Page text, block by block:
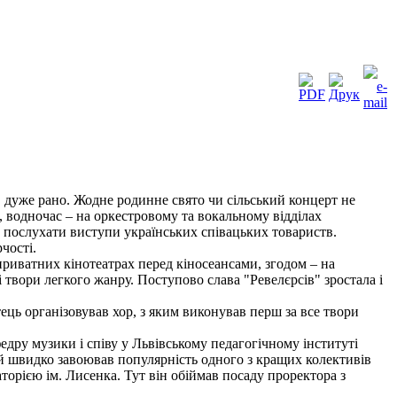
рано. Жодне родинне свято чи сільський концерт не
водночас – на оркестровому та вокальному відділах
виступи українських співацьких товариств.
кінотеатрах перед кіносеансами, згодом – на
легкого жанру. Поступово слава "Ревелєрсів" зростала і
організовував хор, з яким виконував перш за все твори
музики і співу у Львівському педагогічному інституті
завоював популярність одного з кращих колективів
ім. Лисенка. Тут він обіймав посаду проректора з